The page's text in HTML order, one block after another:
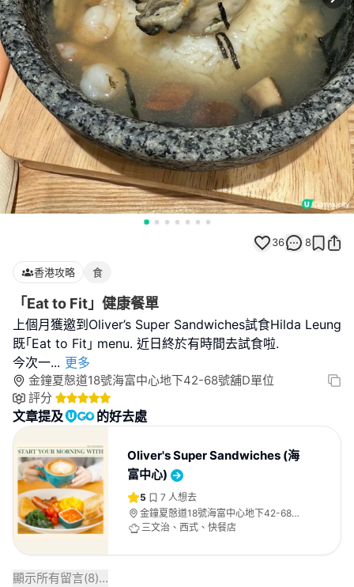
36 8
香港攻略 食
「Eat to Fit」健康餐單
上個月獲邀到Oliver’s Super Sandwiches試食Hilda Leung
既｢Eat to Fit｣ menu. 近日終於有時間去試食啦.
今次一... 更多
金鐘夏慤道18號海富中心地下42-68號舖D單位
評分
文章提及 的好去處
Oliver's Super Sandwiches (海
富中心)
5 7 人想去
金鐘夏慤道18號海富中心地下42-68號
舖D單位
三文治、西式、快餐店
顯示所有留言(8)...